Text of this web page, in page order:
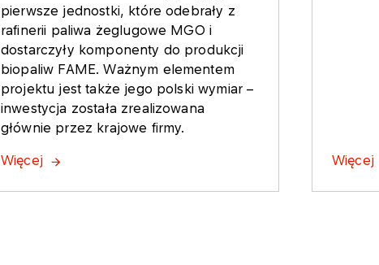
pierwsze jednostki, które odebrały z
rafinerii paliwa żeglugowe MGO i
dostarczyły komponenty do produkcji
biopaliw FAME. Ważnym elementem
projektu jest także jego polski wymiar –
inwestycja została zrealizowana
głównie przez krajowe firmy.
Więcej
Więcej